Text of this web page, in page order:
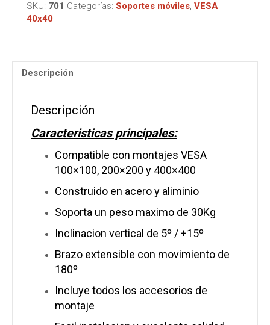
Plasma,
Led
a
55
movimiento
SKU: 701 Categorías: Soportes móviles, VESA
40x40
Descripción
Descripción
Caracteristicas principales:
Compatible con montajes VESA
100×100, 200×200 y 400×400
Construido en acero y aliminio
Soporta un peso maximo de 30Kg
Inclinacion vertical de 5º / +15º
Brazo extensible con movimiento de
180º
Incluye todos los accesorios de
montaje